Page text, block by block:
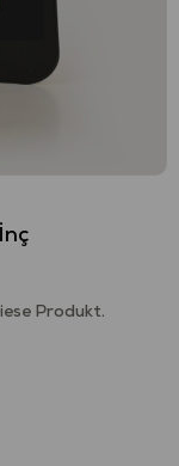
Produkt.